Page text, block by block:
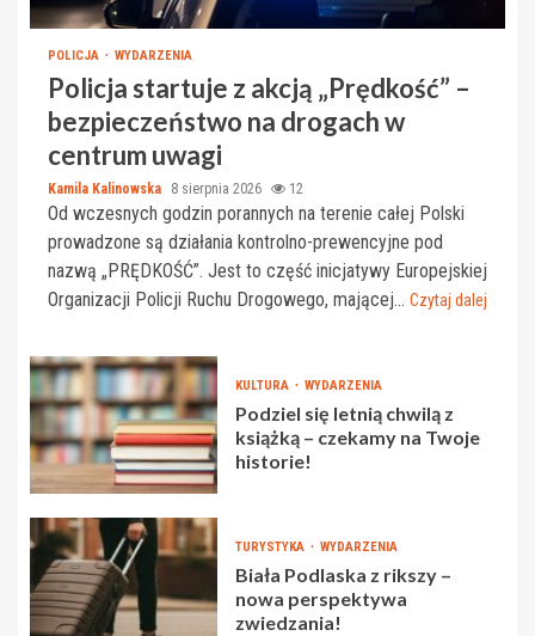
POLICJA WYDARZENIA
Policja startuje z akcją „Prędkość” –
bezpieczeństwo na drogach w
centrum uwagi
Kamila Kalinowska 8 sierpnia 2026 12
Od wczesnych godzin porannych na terenie całej Polski
prowadzone są działania kontrolno-prewencyjne pod
nazwą „PRĘDKOŚĆ”. Jest to część inicjatywy Europejskiej
Organizacji Policji Ruchu Drogowego, mającej... Czytaj dalej
KULTURA WYDARZENIA
Podziel się letnią chwilą z
książką – czekamy na Twoje
historie!
TURYSTYKA WYDARZENIA
Biała Podlaska z rikszy –
nowa perspektywa
zwiedzania!